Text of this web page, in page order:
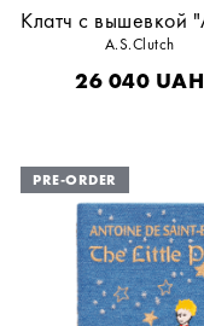
A.S.Clutch
26 040 UAH